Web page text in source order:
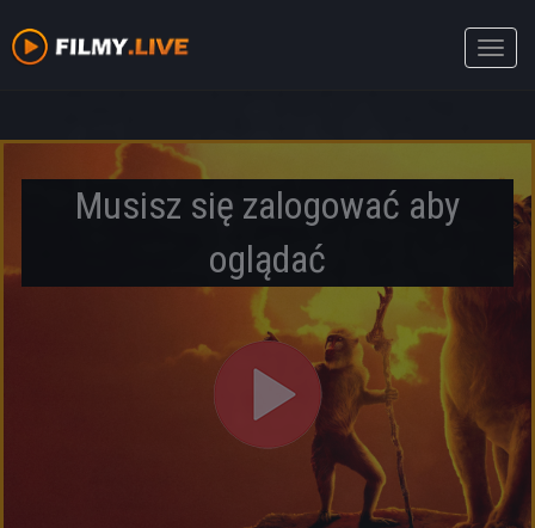
Toggle
Musisz się zalogować aby
oglądać